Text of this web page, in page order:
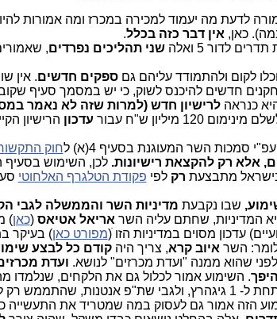
לדעת מה יעמוד למכירה במכרז ומה אמורות
כאן, אין דבר כזה בכלל.
שני תהליכים נפרדים,
לקום ולהתמודד עליהם גםספקים חדשים. אין
חדשים להיכנס לשוק, כי יש במסמך סעיף
כנראהלרישיון חדש (למרות שזה לא נאמר
מיליון ש"ח עבור
עדכון הרישיון
סמכות השר המעוגנת בסעיף 4(א) ל חוק
אלא רק להקצאת רישיונות. לכן, השימוש בסעיף
מתבצעת רק לפי פקודת הטלגרף האלחוטי
שבו נקבעת מדיניות השר והממשלה לגבי
המדיניות, שחתם עליה השר אריאל אטיאס (כאן)
עדכון מסוים במדיניות הזו ׁ(מפורט כאן) בעיקר
השר איוב קרא, צריך היהקודם כל לבצע
לפני שהוא ממנה "ועדת מכרזים" לנושא. ועדת
. השימוע אמור לכלול גם את הלקחים, שנלמדו
הזה אמור גם לעסוק במה שמטריד את התעשייה